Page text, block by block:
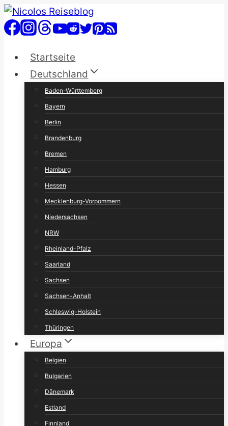
Zum
Inhalt
Startseite
Deutschland
Baden-Württemberg
Bayern
Berlin
Brandenburg
Bremen
Hamburg
Hessen
Mecklenburg-Vorpommern
Niedersachsen
NRW
Rheinland-Pfalz
Saarland
Sachsen
Sachsen-Anhalt
Schleswig-Holstein
Thüringen
Europa
Belgien
Bulgarien
Dänemark
Estland
Finnland